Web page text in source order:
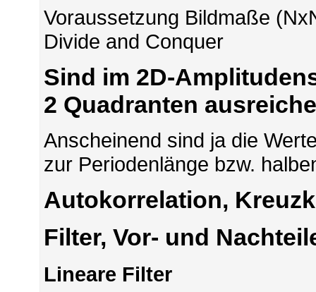
Voraussetzung Bildmaße
Divide and Conquer
Sind im 2D-
2 Quadranten
Anscheinend sind ja die
zur Periodenlänge bzw.
Autokorrelation,
Filter, Vor- und
Lineare Filter